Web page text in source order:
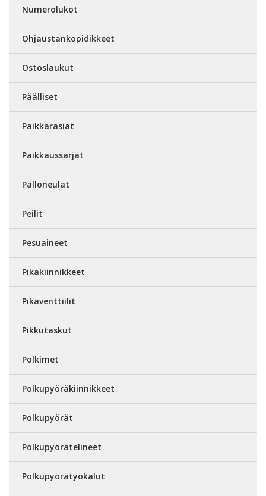
Numerolukot
Ohjaustankopidikkeet
Ostoslaukut
Päälliset
Paikkarasiat
Paikkaussarjat
Palloneulat
Peilit
Pesuaineet
Pikakiinnikkeet
Pikaventtiilit
Pikkutaskut
Polkimet
Polkupyöräkiinnikkeet
Polkupyörät
Polkupyörätelineet
Polkupyörätyökalut